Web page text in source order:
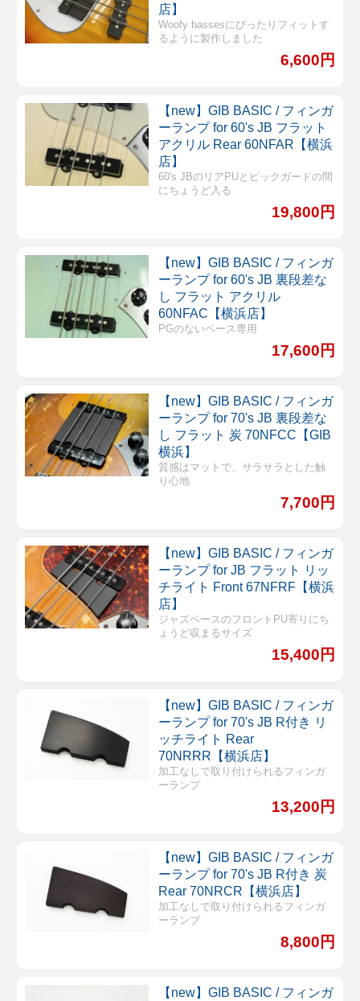
店】
Woofy bassesにぴったりフィットす
るように製作しました
6,600円
【new】GIB BASIC / フィンガ
ーランプ for 60's JB フラット
アクリル Rear 60NFAR【横浜
店】
60's JBのリアPUとピックガードの間
にちょうど入る
19,800円
【new】GIB BASIC / フィンガ
ーランプ for 60's JB 裏段差な
し フラット アクリル
60NFAC【横浜店】
PGのないベース専用
17,600円
【new】GIB BASIC / フィンガ
ーランプ for 70's JB 裏段差な
し フラット 炭 70NFCC【GIB
横浜】
質感はマットで、サラサラとした触
り心地
7,700円
【new】GIB BASIC / フィンガ
ーランプ for JB フラット リッ
チライト Front 67NFRF【横浜
店】
ジャズベースのフロントPU寄りにち
ょうど収まるサイズ
15,400円
【new】GIB BASIC / フィンガ
ーランプ for 70's JB R付き リ
ッチライト Rear
70NRRR【横浜店】
加工なしで取り付けられるフィンガ
ーランプ
13,200円
【new】GIB BASIC / フィンガ
ーランプ for 70's JB R付き 炭
Rear 70NRCR【横浜店】
加工なしで取り付けられるフィンガ
ーランプ
8,800円
【new】GIB BASIC / フィンガ